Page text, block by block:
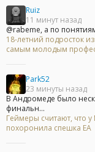
Ruiz
11 минут назад
@rabeme, а по
18-летний подросток
самым молодым
Park52
23 минуты назад
В Андромеде было
финальн...
Геймеры считают, что
похоронила спешка EA